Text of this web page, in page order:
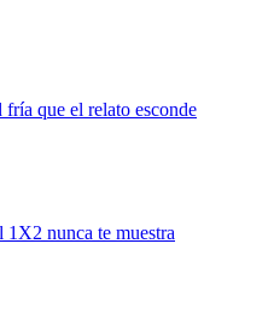
que el relato esconde
nunca te muestra